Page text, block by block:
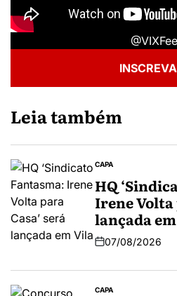
Leia também
CAPA
HQ
Irene Volta
lançada
07/08/2026
CAPA